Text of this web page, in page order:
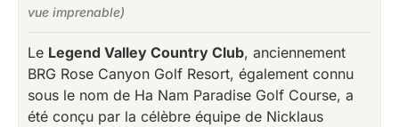
vue imprenable)
Le Legend Valley Country Club, anciennement
BRG Rose Canyon Golf Resort, également connu
sous le nom de Ha Nam Paradise Golf Course, a
été conçu par la célèbre équipe de Nicklaus